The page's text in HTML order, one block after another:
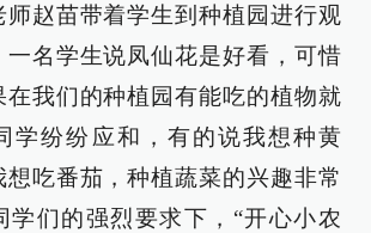
师赵苗带着学生到种植园进行观
一名学生说凤仙花是好看，可惜
在我们的种植园有能吃的植物就
学纷纷应和，有的说我想种黄
想吃番茄，种植蔬菜的兴趣非常
学们的强烈要求下，“开心小农